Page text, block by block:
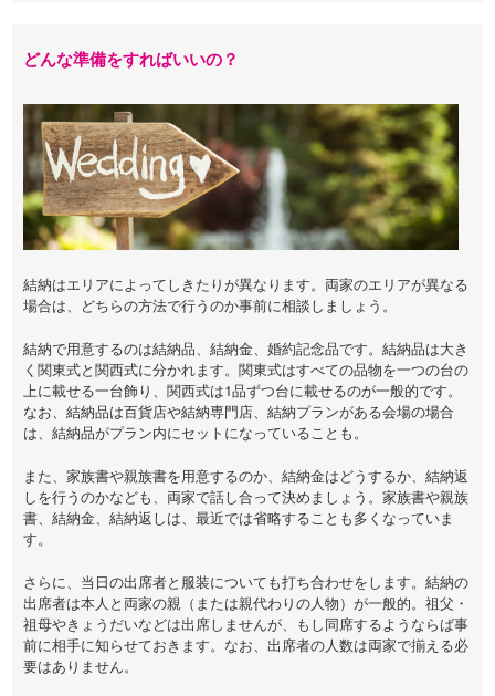
どんな準備をすればいいの？
結納はエリアによってしきたりが異なります。両家のエリアが異なる
場合は、どちらの方法で行うのか事前に相談しましょう。
結納で用意するのは結納品、結納金、婚約記念品です。結納品は大き
く関東式と関西式に分かれます。関東式はすべての品物を一つの台の
上に載せる一台飾り、関西式は1品ずつ台に載せるのが一般的です。
なお、結納品は百貨店や結納専門店、結納プランがある会場の場合
は、結納品がプラン内にセットになっていることも。
また、家族書や親族書を用意するのか、結納金はどうするか、結納返
しを行うのかなども、両家で話し合って決めましょう。家族書や親族
書、結納金、結納返しは、最近では省略することも多くなっていま
す。
さらに、当日の出席者と服装についても打ち合わせをします。結納の
出席者は本人と両家の親（または親代わりの人物）が一般的。祖父・
祖母やきょうだいなどは出席しませんが、もし同席するようならば事
前に相手に知らせておきます。なお、出席者の人数は両家で揃える必
要はありません。